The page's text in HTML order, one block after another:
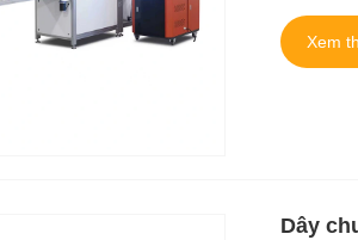
Xem
Dây